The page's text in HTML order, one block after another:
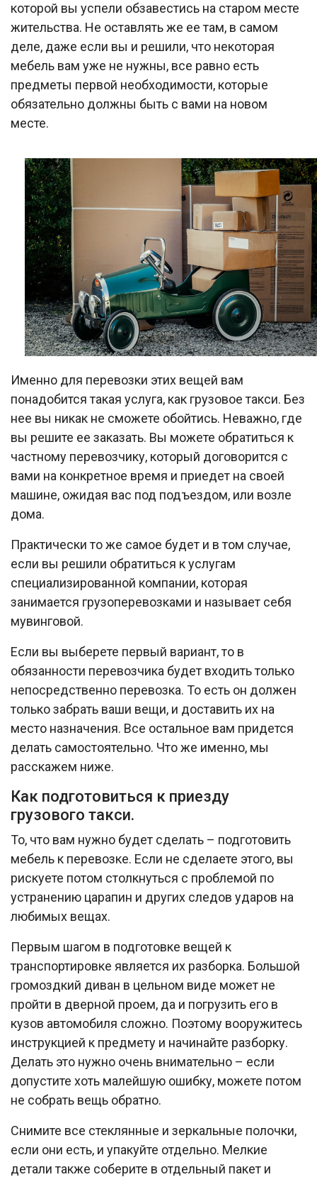
которой вы успели обзавестись на старом месте
жительства. Не оставлять же ее там, в самом
деле, даже если вы и решили, что некоторая
мебель вам уже не нужны, все равно есть
предметы первой необходимости, которые
обязательно должны быть с вами на новом
месте.
Именно для перевозки этих вещей вам
понадобится такая услуга, как грузовое такси. Без
нее вы никак не сможете обойтись. Неважно, где
вы решите ее заказать. Вы можете обратиться к
частному перевозчику, который договорится с
вами на конкретное время и приедет на своей
машине, ожидая вас под подъездом, или возле
дома.
Практически то же самое будет и в том случае,
если вы решили обратиться к услугам
специализированной компании, которая
занимается грузоперевозками и называет себя
мувинговой.
Если вы выберете первый вариант, то в
обязанности перевозчика будет входить только
непосредственно перевозка. То есть он должен
только забрать ваши вещи, и доставить их на
место назначения. Все остальное вам придется
делать самостоятельно. Что же именно, мы
расскажем ниже.
Как подготовиться к приезду
грузового такси.
То, что вам нужно будет сделать – подготовить
мебель к перевозке. Если не сделаете этого, вы
рискуете потом столкнуться с проблемой по
устранению царапин и других следов ударов на
любимых вещах.
Первым шагом в подготовке вещей к
транспортировке является их разборка. Большой
громоздкий диван в цельном виде может не
пройти в дверной проем, да и погрузить его в
кузов автомобиля сложно. Поэтому вооружитесь
инструкцией к предмету и начинайте разборку.
Делать это нужно очень внимательно – если
допустите хоть малейшую ошибку, можете потом
не собрать вещь обратно.
Снимите все стеклянные и зеркальные полочки,
если они есть, и упакуйте отдельно. Мелкие
детали также соберите в отдельный пакет и